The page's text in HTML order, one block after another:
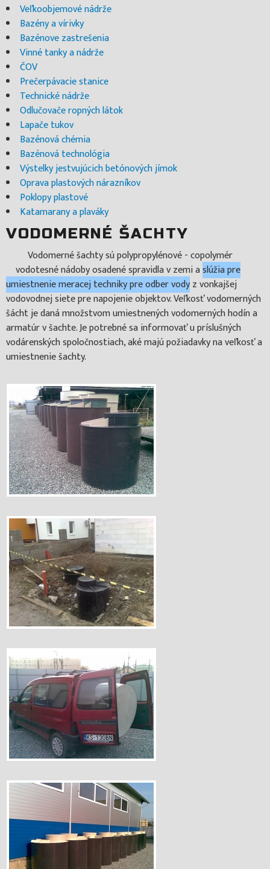
Veľkoobjemové nádrže
Bazény a vírivky
Bazénove zastrešenia
Vinné tanky a nádrže
ČOV
Prečerpávacie stanice
Technické nádrže
Odlučovače ropných látok
Lapače tukov
Bazénová chémia
Bazénová technológia
Výstelky jestvujúcich betónových jímok
Oprava plastových nárazníkov
Poklopy plastové
Katamarany a plaváky
VODOMERNÉ ŠACHTY
Vodomerné šachty sú polypropylénové - copolymér
vodotesné nádoby osadené spravidla v zemi aslúžia pre
umiestnenie meracej techniky pre odber vodyz vonkajšej
vodovodnej siete pre napojenie objektov. Veľkosť vodomerných
šácht je daná množstvom umiestnených vodomerných hodín a
armatúr v šachte. Je potrebné sa informovať u príslušných
vodárenských spoločnostiach, aké majú požiadavky na veľkosť a
umiestnenie šachty.